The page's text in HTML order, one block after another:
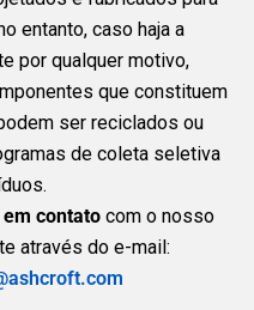
entanto, caso haja a
por qualquer motivo,
que constituem
ser reciclados ou
de coleta seletiva
contatocom o nosso
através do e-mail: